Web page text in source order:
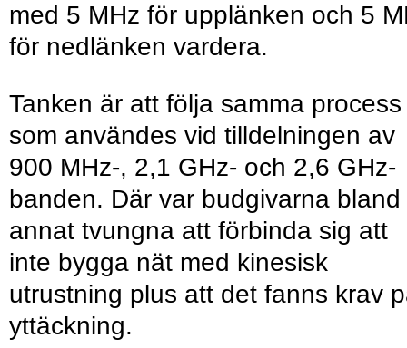
med 5 MHz för upplänken och 5
för nedlänken vardera.
Tanken är att följa samma process
som användes vid tilldelningen av
900 MHz-, 2,1 GHz- och 2,6 GHz-
banden. Där var budgivarna bland
annat tvungna att förbinda sig att
inte bygga nät med kinesisk
utrustning plus att det fanns krav
yttäckning.